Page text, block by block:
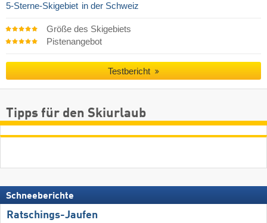
5-Sterne-Skigebiet in der Schweiz
Größe des Skigebiets
Pistenangebot
Testbericht
Tipps für den Skiurlaub
Schneeberichte
Ratschings-Jaufen